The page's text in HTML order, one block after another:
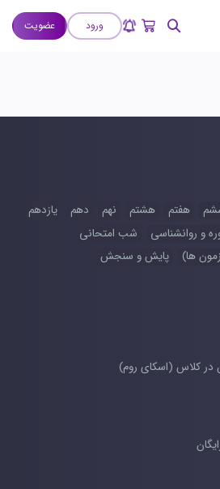
ورود عضویت
هفتم هشتم نهم دهم
یازدهم
و روانشناسی
شب امتحانی
ها)
پایش و سنجش
در کلاس (اسکای روم)